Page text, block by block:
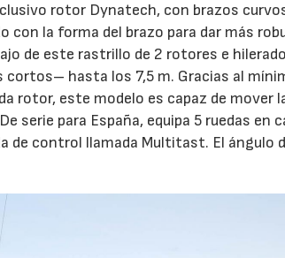
rotor Dynatech, con brazos
con la forma del brazo para dar más
de este rastrillo de 2 rotores e
hasta los 7,5 m. Gracias al
rotor, este modelo es capaz de mover
serie para España, equipa 5 ruedas en
de control llamada Multitast. El ángulo